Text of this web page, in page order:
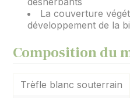
La couverture
développement de la
Composition du
Trèfle blanc souterrain